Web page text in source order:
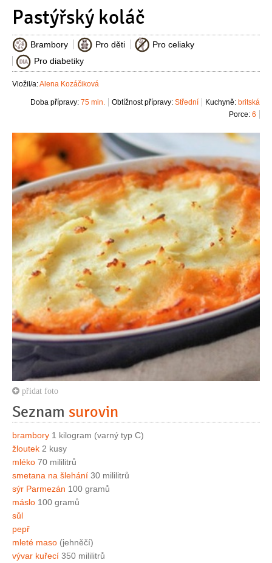
Pastýřský koláč
Brambory Pro děti
Pro celiaky
Pro diabetiky
Vložil/a:Alena Kozáčiková
Kuchyně: britská
Obtížnost přípravy: Střední
Doba přípravy: 75 min.
Porce: 6
přidat foto
Seznam surovin
brambory 1 kilogram (varný typ C)
žloutek 2 kusy
mléko 70 mililitrů
smetana na šlehání 30 mililitrů
sýr Parmezán 100 gramů
máslo 100 gramů
sůl
pepř
mleté maso (jehněčí)
vývar kuřecí 350 mililitrů